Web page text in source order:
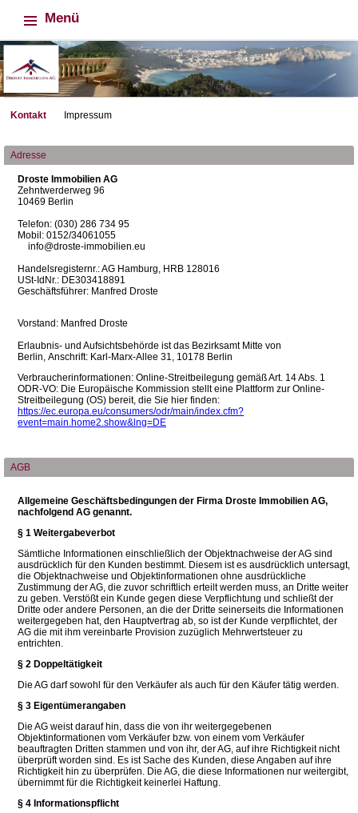
Menü
Kontakt Impressum
Adresse
Droste Immobilien AG
Zehntwerderweg 96
10469 Berlin
Telefon: (030) 286 734 95
Mobil: 0152/34061055
info@droste-immobilien.eu
Handelsregisternr.: AG Hamburg, HRB 128016
USt-IdNr.: DE303418891
Geschäftsführer: Manfred Droste
Vorstand: Manfred Droste
Erlaubnis- und Aufsichtsbehörde ist das Bezirksamt Mitte von
Berlin, Anschrift: Karl-Marx-Allee 31, 10178 Berlin
Verbraucherinformationen: Online-Streitbeilegung gemäß Art. 14 Abs. 1
ODR-VO: Die Europäische Kommission stellt eine Plattform zur Online-
Streitbeilegung (OS) bereit, die Sie hier finden:
https://ec.europa.eu/consumers/odr/main/index.cfm?
event=main.home2.show&lng=DE
AGB
Allgemeine Geschäftsbedingungen der Firma Droste Immobilien AG,
nachfolgend AG genannt.
§ 1 Weitergabeverbot
Sämtliche Informationen einschließlich der Objektnachweise der AG sind
ausdrücklich für den Kunden bestimmt. Diesem ist es ausdrücklich untersagt,
die Objektnachweise und Objektinformationen ohne ausdrückliche
Zustimmung der AG, die zuvor schriftlich erteilt werden muss, an Dritte weiter
zu geben. Verstößt ein Kunde gegen diese Verpflichtung und schließt der
Dritte oder andere Personen, an die der Dritte seinerseits die Informationen
weitergegeben hat, den Hauptvertrag ab, so ist der Kunde verpflichtet, der
AG die mit ihm vereinbarte Provision zuzüglich Mehrwertsteuer zu
entrichten.
§ 2 Doppeltätigkeit
Die AG darf sowohl für den Verkäufer als auch für den Käufer tätig werden.
§ 3 Eigentümerangaben
Die AG weist darauf hin, dass die von ihr weitergegebenen
Objektinformationen vom Verkäufer bzw. von einem vom Verkäufer
beauftragten Dritten stammen und von ihr, der AG, auf ihre Richtigkeit nicht
überprüft worden sind. Es ist Sache des Kunden, diese Angaben auf ihre
Richtigkeit hin zu überprüfen. Die AG, die diese Informationen nur weitergibt,
übernimmt für die Richtigkeit keinerlei Haftung.
§ 4 Informationspflicht